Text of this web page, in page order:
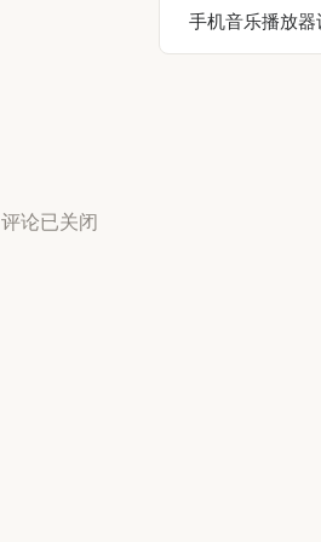
手机音乐播放
评论已关闭